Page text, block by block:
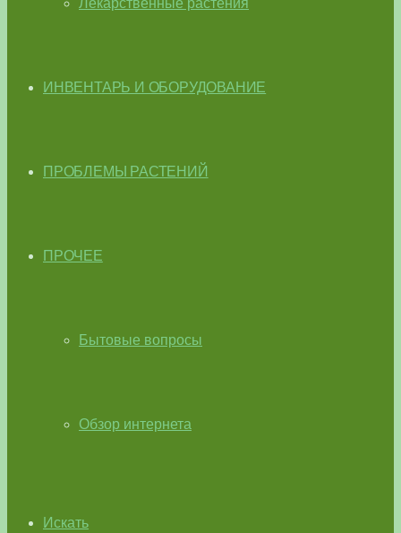
Лекарственные растения
ИНВЕНТАРЬ И ОБОРУДОВАНИЕ
ПРОБЛЕМЫ РАСТЕНИЙ
ПРОЧЕЕ
Бытовые вопросы
Обзор интернета
Искать